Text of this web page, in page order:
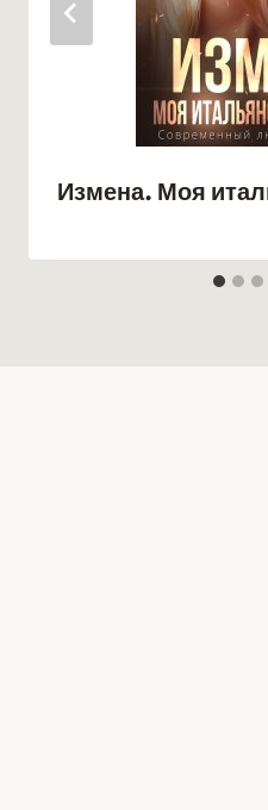
Измена. Моя